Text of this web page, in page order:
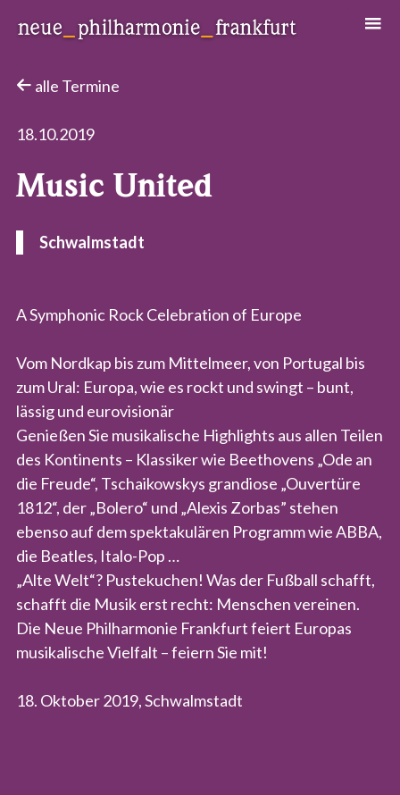
Neue Philharmonie Frankfurt
Das Klassik-Crossover-Orchester
alle Termine
18.10.2019
Music United
Schwalmstadt
A Symphonic Rock Celebration of Europe
Vom Nordkap bis zum Mittelmeer, von Portugal bis
zum Ural: Europa, wie es rockt und swingt – bunt,
lässig und eurovisionär
Genießen Sie musikalische Highlights aus allen Teilen
des Kontinents – Klassiker wie Beethovens „Ode an
die Freude“, Tschaikowskys grandiose „Ouvertüre
1812“, der „Bolero“ und „Alexis Zorbas” stehen
ebenso auf dem spektakulären Programm wie ABBA,
die Beatles, Italo-Pop …
„Alte Welt“? Pustekuchen! Was der Fußball schafft,
schafft die Musik erst recht: Menschen vereinen.
Die Neue Philharmonie Frankfurt feiert Europas
musikalische Vielfalt – feiern Sie mit!
18. Oktober 2019, Schwalmstadt